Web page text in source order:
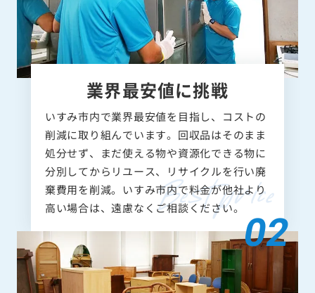
業界最安値に挑戦
いすみ市内で業界最安値を目指し、コストの
削減に取り組んでいます。回収品はそのまま
処分せず、まだ使える物や資源化できる物に
分別してからリユース、リサイクルを行い廃
棄費用を削減。いすみ市内で料金が他社より
高い場合は、遠慮なくご相談ください。